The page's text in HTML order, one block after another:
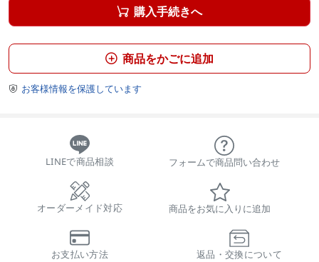
 購入手続きへ
 商品をかごに追加
 お客様情報を保護しています
LINEで商品相談 フォームで商品問い合わせ
オーダーメイド対応 商品をお気に入りに追加
お支払い方法 返品・交換について